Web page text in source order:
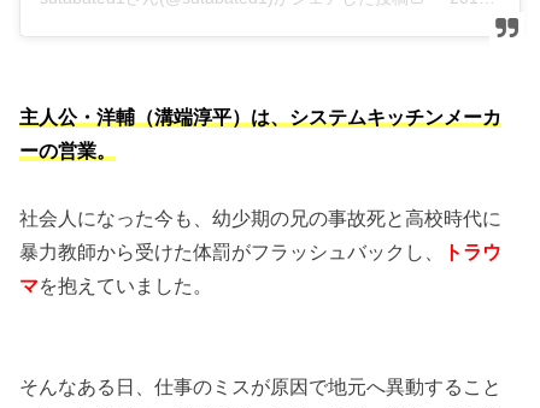
主人公・洋輔（溝端淳平）は、システムキッチンメーカ
ーの営業。
社会人になった今も、幼少期の兄の事故死と高校時代に
暴力教師から受けた体罰がフラッシュバックし、
トラウ
マを抱えていました。
そんなある日、仕事のミスが原因で地元へ異動すること